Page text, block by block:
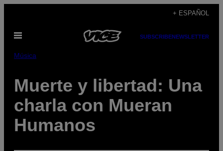
contenido
+ ESPAÑOL
Abrir
SUBSCRIBENEWSLETTER
Música
Muerte y libertad: Una
charla con Mueran
Humanos